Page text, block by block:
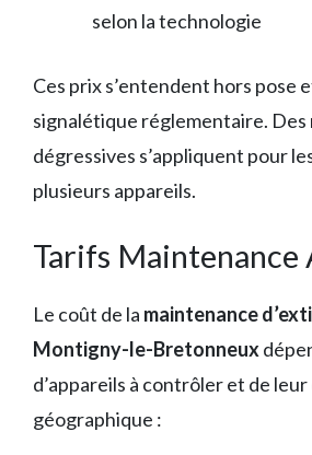
selon la technologie
Ces prix s’entendent hors pose
signalétique réglementaire. Des
dégressives s’appliquent pour
plusieurs appareils.
Tarifs Maintenance
Le coût de la maintenance
Montigny-le-Bretonneux
d’appareils à contrôler et de
géographique :